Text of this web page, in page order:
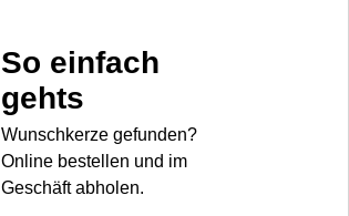
So einfach
gehts
Wunschkerze gefunden?
Online bestellen und im
Geschäft abholen.